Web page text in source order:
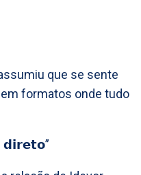
que se sente
formatos onde tudo